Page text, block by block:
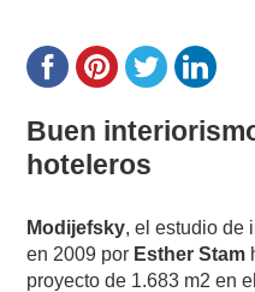
Buen
hoteleros
Modijefsky, el estudio de
en 2009 por Esther Stam
proyecto de 1.683 m2 en